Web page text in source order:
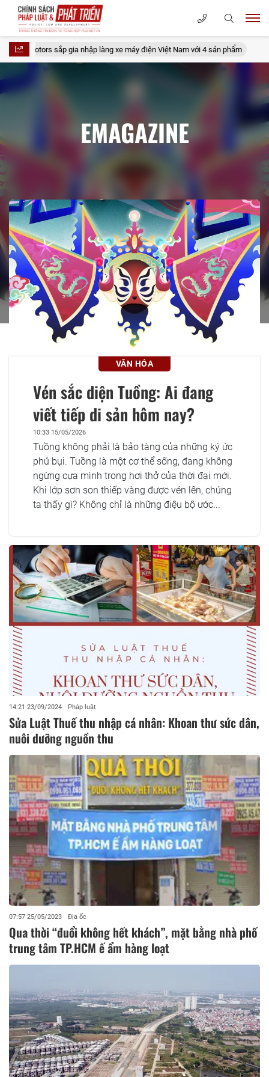
sắp gia nhập làng xe máy điện Việt Nam với 4 sản phẩm
EMAGAZINE
VĂN HÓA
Vén sắc diện Tuồng: Ai đang
viết tiếp di sản hôm nay?
10:33 15/05/2026
Tuồng không phải là bảo tàng của những ký ức
phủ bụi. Tuồng là một cơ thể sống, đang không
ngừng cựa mình trong hơi thở của thời đại mới.
Khi lớp sơn son thiếp vàng được vén lên, chúng
ta thấy gì? Không chỉ là những điệu bộ ước...
14:21 23/09/2024 Pháp luật
Sửa Luật Thuế thu nhập cá nhân: Khoan thư sức dân,
nuôi dưỡng nguồn thu
07:57 25/05/2023 Địa ốc
Qua thời “đuổi không hết khách”, mặt bằng nhà phố
trung tâm TP.HCM ế ẩm hàng loạt